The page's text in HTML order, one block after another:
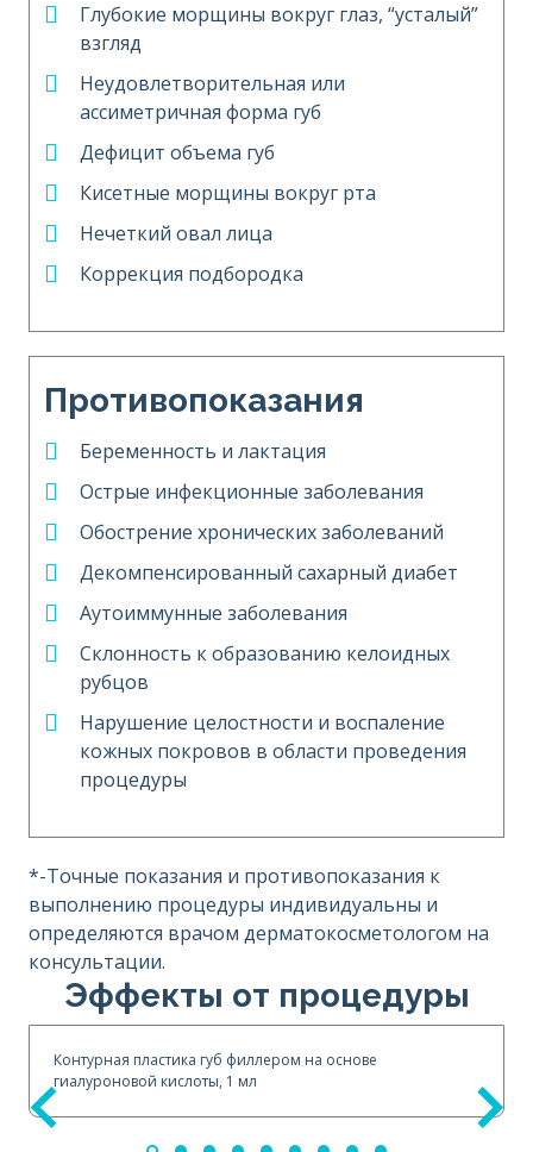
Глубокие морщины вокруг глаз, “усталый”
взгляд
Неудовлетворительная или
ассиметричная форма губ
Дефицит объема губ
Кисетные морщины вокруг рта
Нечеткий овал лица
Коррекция подбородка
Противопоказания
Беременность и лактация
Острые инфекционные заболевания
Обострение хронических заболеваний
Декомпенсированный сахарный диабет
Аутоиммунные заболевания
Склонность к образованию келоидных
рубцов
Нарушение целостности и воспаление
кожных покровов в области проведения
процедуры
*-Точные показания и противопоказания к
выполнению процедуры индивидуальны и
определяются врачом дерматокосметологом на
консультации.
Эффекты от процедуры
Контурная пластика губ филлером на основе
гиалуроновой кислоты, 1 мл